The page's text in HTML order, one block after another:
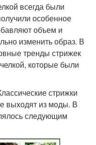
всегда были
особенное
объем и
изменить образ. В
тренды стрижек
которые были
стрижки
выходят из моды. В
следующим